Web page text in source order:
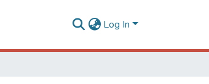
Log In